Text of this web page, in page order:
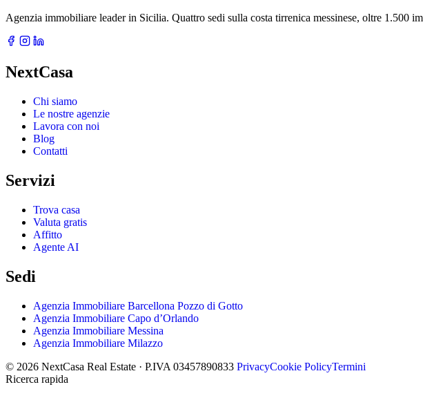
Agenzia immobiliare leader in Sicilia. Quattro sedi sulla costa tirrenica messinese, oltre 1.500
NextCasa
Chi siamo
Le nostre agenzie
Lavora con noi
Blog
Contatti
Servizi
Trova casa
Valuta gratis
Affitto
Agente AI
Sedi
Agenzia Immobiliare Barcellona Pozzo di Gotto
Agenzia Immobiliare Capo d’Orlando
Agenzia Immobiliare Messina
Agenzia Immobiliare Milazzo
© 2026 NextCasa Real Estate · P.IVA 03457890833 PrivacyCookie PolicyTermini
Ricerca rapida